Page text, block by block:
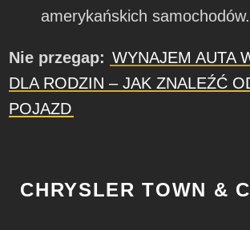
amerykańskich samochodów.
Nie przegap: WYNAJEM AUTA
DLA RODZIN – JAK ZNALEŹĆ
POJAZD
CHRYSLER TOWN &